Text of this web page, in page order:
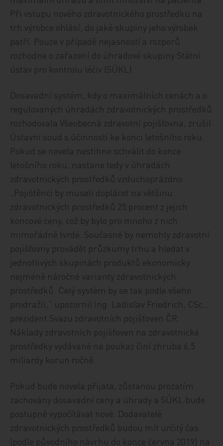
Při vstupu nového zdravotnického prostředku na
trh výrobce ohlásí, do jaké skupiny jeho výrobek
patří. Pouze v případě nejasností a rozporů
rozhodne o zařazení do úhradové skupiny Státní
ústav pro kontrolu léčiv (SÚKL).
Dosavadní systém, kdy o maximálních cenách a o
regulovaných úhradách zdravotnických prostředků
rozhodovala Všeobecná zdravotní pojišťovna, zrušil
Ústavní soud s účinností ke konci letošního roku.
Pokud se novela nestihne schválit do konce
letošního roku, nastane tedy v úhradách
zdravotnických prostředků vzduchoprázdno.
„Pojištěnci by museli doplácet na většinu
zdravotnických prostředků 25 procent z jejich
koncové ceny, což by bylo pro mnoho z nich
mimořádně tvrdé. Současně by nemohly zdravotní
pojišťovny provádět průzkumy trhu a hledat v
jednotlivých skupinách produktů ekonomicky
nejméně náročné varianty zdravotnických
prostředků. Celý systém by se tak podle všeho
prodražil,“ upozornil Ing. Ladislav Friedrich, CSc.,
prezident Svazu zdravotních pojišťoven ČR.
Náklady zdravotních pojišťoven na zdravotnické
prostředky vydávané na poukaz činí zhruba 6,5
miliardy korun ročně.
Pokud bude novela přijata, zůstanou prozatím
zachovány dosavadní ceny a úhrady a SÚKL bude
postupně vypočítávat nové. Dodavatelé
zdravotnických prostředků budou mít určitý čas
(podle původního návrhu do konce června 2019) na